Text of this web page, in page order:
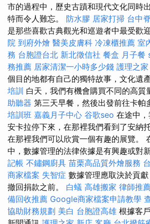
市的過程中，歷史古蹟和現代文化同時
特而令人難忘。 防水膠 居家打掃 台中
是那些喜歡古典觀光和巡遊者中最受歡
院 到府外燴 醫美皮膚科 冷凍櫃推薦 室
務 台胞證台北 新北徵信社 餐盒 月子餐
務推薦 居家清潔一小時多少錢 護理之
個目的地都有自己的獨特故事，文化遺
培訓 白天，我們有機會購買不同的高質
助聽器 第三天早餐，然後出發前往卡帕
培訓班 嘉義月子中心 谷歌seo 在途中
安卡拉停下來，在那裡我們看到了安納
在那裡我們可以欣賞一個有趣的展覽。
中，數據管理的法律依據是有興趣或對
記帳 不鏽鋼廚具 苗栗高品質外燴服務
商家檔案 失智症 數據管理應取決於貢
撤回捐款之前。 白蟻 高雄搬家 律師推
備回收推薦 Google商家檔案申請教學
協助財務規劃 美白 台胞證高雄 根據客